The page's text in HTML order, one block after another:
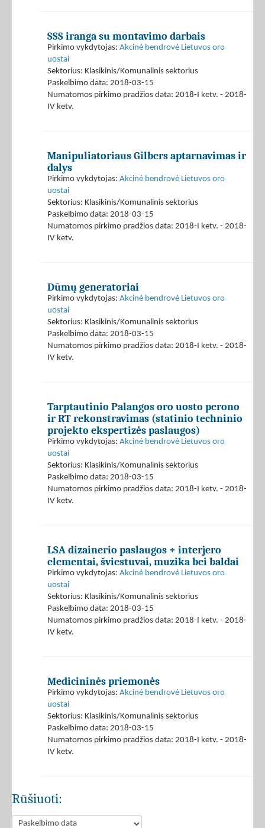
SSS iranga su montavimo darbais
Pirkimo vykdytojas: Akcinė bendrovė Lietuvos oro
uostai
Sektorius: Klasikinis/Komunalinis sektorius
Paskelbimo data: 2018-03-15
Numatomos pirkimo pradžios data: 2018-I ketv. - 2018-
IV ketv.
Manipuliatoriaus Gilbers aptarnavimas ir
dalys
Pirkimo vykdytojas: Akcinė bendrovė Lietuvos oro
uostai
Sektorius: Klasikinis/Komunalinis sektorius
Paskelbimo data: 2018-03-15
Numatomos pirkimo pradžios data: 2018-I ketv. - 2018-
IV ketv.
Dūmų generatoriai
Pirkimo vykdytojas: Akcinė bendrovė Lietuvos oro
uostai
Sektorius: Klasikinis/Komunalinis sektorius
Paskelbimo data: 2018-03-15
Numatomos pirkimo pradžios data: 2018-I ketv. - 2018-
IV ketv.
Tarptautinio Palangos oro uosto perono
ir RT rekonstravimas (statinio techninio
projekto ekspertizės paslaugos)
Pirkimo vykdytojas: Akcinė bendrovė Lietuvos oro
uostai
Sektorius: Klasikinis/Komunalinis sektorius
Paskelbimo data: 2018-03-15
Numatomos pirkimo pradžios data: 2018-I ketv. - 2018-
IV ketv.
LSA dizainerio paslaugos + interjero
elementai, šviestuvai, muzika bei baldai
Pirkimo vykdytojas: Akcinė bendrovė Lietuvos oro
uostai
Sektorius: Klasikinis/Komunalinis sektorius
Paskelbimo data: 2018-03-15
Numatomos pirkimo pradžios data: 2018-I ketv. - 2018-
IV ketv.
Medicininės priemonės
Pirkimo vykdytojas: Akcinė bendrovė Lietuvos oro
uostai
Sektorius: Klasikinis/Komunalinis sektorius
Paskelbimo data: 2018-03-15
Numatomos pirkimo pradžios data: 2018-I ketv. - 2018-
IV ketv.
Rūšiuoti: